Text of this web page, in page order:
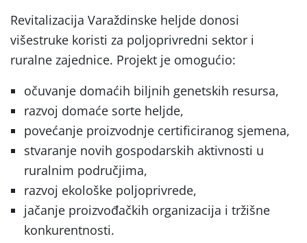
Revitalizacija Varaždinske heljde donosi
višestruke koristi za poljoprivredni sektor i
ruralne zajednice. Projekt je omogućio:
očuvanje domaćih biljnih genetskih resursa,
razvoj domaće sorte heljde,
povećanje proizvodnje certificiranog sjemena,
stvaranje novih gospodarskih aktivnosti u
ruralnim područjima,
razvoj ekološke poljoprivrede,
jačanje proizvođačkih organizacija i tržišne
konkurentnosti.